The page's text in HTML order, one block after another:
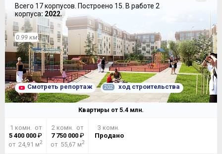
Всего 17 корпусов. Построено 15. В работе 2
корпуса: 2022.
0.99 км
Смотреть репортаж 202 ход строительства
Квартиры от 5.4 млн.
1 комн. от
5 400 000 ₽
от 24,91 м2
2 комн. от
7 750 000₽
от 55,67 м2
3 комн.
Продано